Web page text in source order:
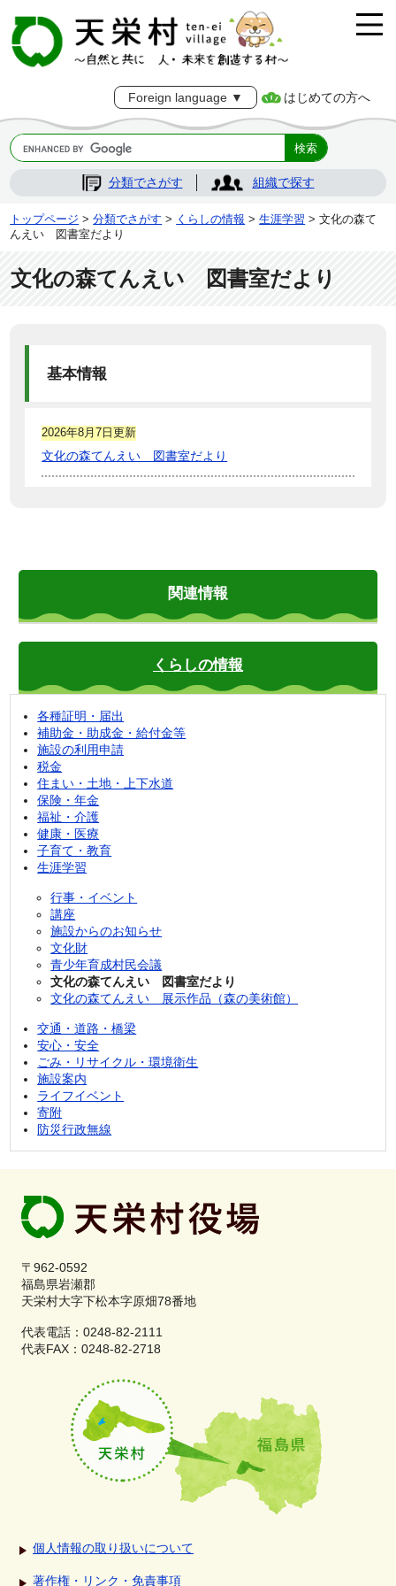
Foreign language ▼ はじめての方へ
分類でさがす 組織で探す
トップページ >分類でさがす > くらしの情報 >生涯学習 > 文化の森て
んえい 図書室だより
文化の森てんえい 図書室だより
基本情報
2026年8月7日更新
文化の森てんえい 図書室だより
関連情報
くらしの情報
各種証明・届出
補助金・助成金・給付金等
施設の利用申請
税金
住まい・土地・上下水道
保険・年金
福祉・介護
健康・医療
子育て・教育
生涯学習
行事・イベント
講座
施設からのお知らせ
文化財
青少年育成村民会議
文化の森てんえい 図書室だより
文化の森てんえい 展示作品（森の美術館）
交通・道路・橋梁
安心・安全
ごみ・リサイクル・環境衛生
施設案内
ライフイベント
寄附
防災行政無線
〒962-0592
福島県岩瀬郡
天栄村大字下松本字原畑78番地
代表電話：0248-82-2111
代表FAX：0248-82-2718
個人情報の取り扱いについて
著作権・リンク・免責事項